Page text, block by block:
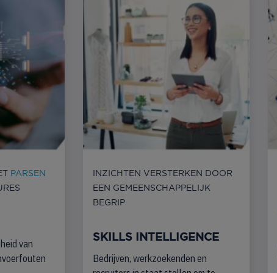
PARSEN
van
INZICHTEN VERSTERKEN DOOR
EEN GEMEENSCHAPPELIJK
BEGRIP
SKILLS INTELLIGENCE
Bedrijven, werkzoekenden en